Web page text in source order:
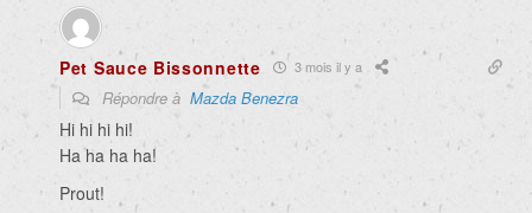
Pet Sauce Bissonnette 3 mois il y a
Répondre à Mazda Benezra
Hi hi hi hi!
Ha ha ha ha!
Prout!